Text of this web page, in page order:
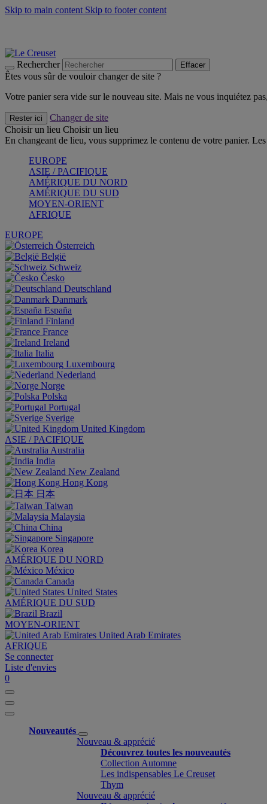
Skip to main content Skip to footer content
Rechercher Effacer
Êtes vous sûr de vouloir changer de site ?
Votre panier sera vide sur le nouveau site. Mais ne vous inquiétez
Rester ici
Changer de site
Choisir un lieu Choisir un lieu
En changeant de lieu, vous supprimez le contenu de votre panier.
EUROPE
ASIE / PACIFIQUE
AMÉRIQUE DU NORD
AMÉRIQUE DU SUD
MOYEN-ORIENT
AFRIQUE
EUROPE
Österreich
België
Schweiz
Česko
Deutschland
Danmark
España
Finland
France
Ireland
Italia
Luxembourg
Nederland
Norge
Polska
Portugal
Sverige
United Kingdom
ASIE / PACIFIQUE
Australia
India
New Zealand
Hong Kong
日本
Taiwan
Malaysia
China
Singapore
Korea
AMÉRIQUE DU NORD
México
Canada
United States
AMÉRIQUE DU SUD
Brazil
MOYEN-ORIENT
United Arab Emirates
AFRIQUE
Se connecter
Liste d'envies
0
Nouveautés
Nouveau & apprécié
Découvrez toutes les nouveautés
Collection Automne
Les indispensables Le Creuset
Thym
Nouveau & apprécié